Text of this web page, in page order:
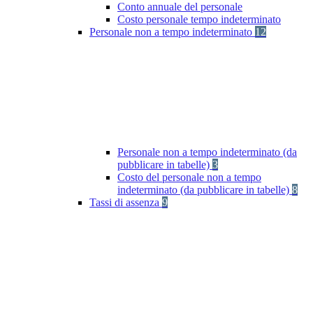
Conto annuale del personale
Costo personale tempo indeterminato
Personale non a tempo indeterminato 12
Personale non a tempo indeterminato (da
pubblicare in tabelle) 3
Costo del personale non a tempo
indeterminato (da pubblicare in tabelle) 8
Tassi di assenza 9